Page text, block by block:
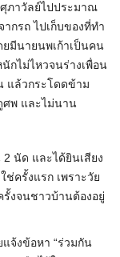
ภาวัลย์ไปประมาณ
กรถ ไปเก็บของที่ทำ
มีนายนพเก้าเป็นคน
กไม่ไหวจนร่างเพื่อน
แล้วกระโดดข้าม
ศพ และไม่นาน
นัด และได้ยินเสียง
ครั้งแรก เพราะวัย
รั้งจนชาวบ้านต้องอยู่
จ้งข้อหา “ร่วมกัน